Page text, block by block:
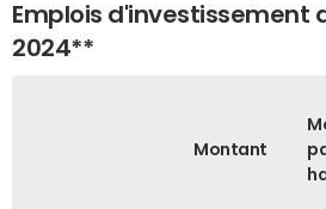
Emplois d'investissement
2024**
Montant